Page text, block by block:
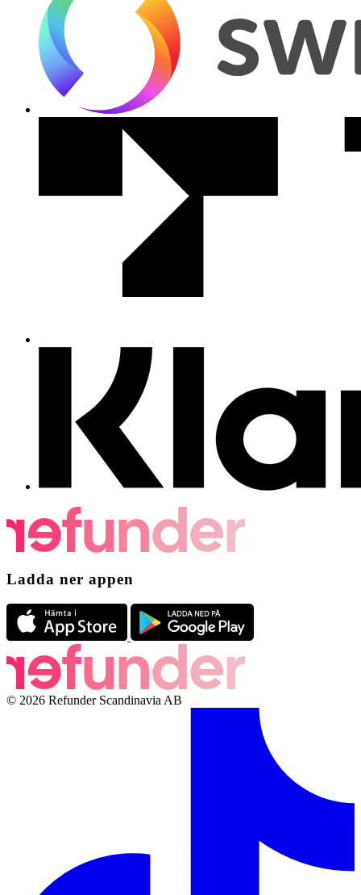
Ladda ner appen
© 2026 Refunder Scandinavia AB